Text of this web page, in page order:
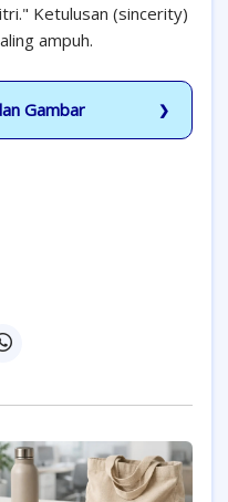
Ketulusan (sincerity)
ampuh.
Gambar